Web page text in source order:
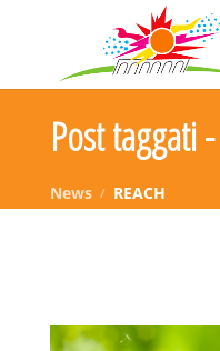
Post taggati -
News REACH